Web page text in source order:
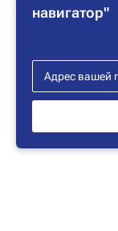
навигатор"